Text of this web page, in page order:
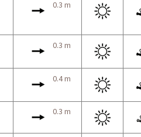
0.3 m
0.3 m
0.4 m
0.3 m